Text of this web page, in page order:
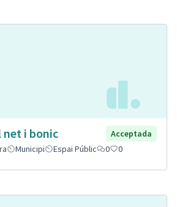
net i bonic
Acceptada
Municipi Espai Públic 0 0